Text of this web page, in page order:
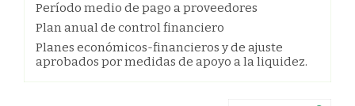
Período medio de pago a proveedores
Plan anual de control financiero
Planes económicos-financieros y de ajuste
aprobados por medidas de apoyo a la liquidez.